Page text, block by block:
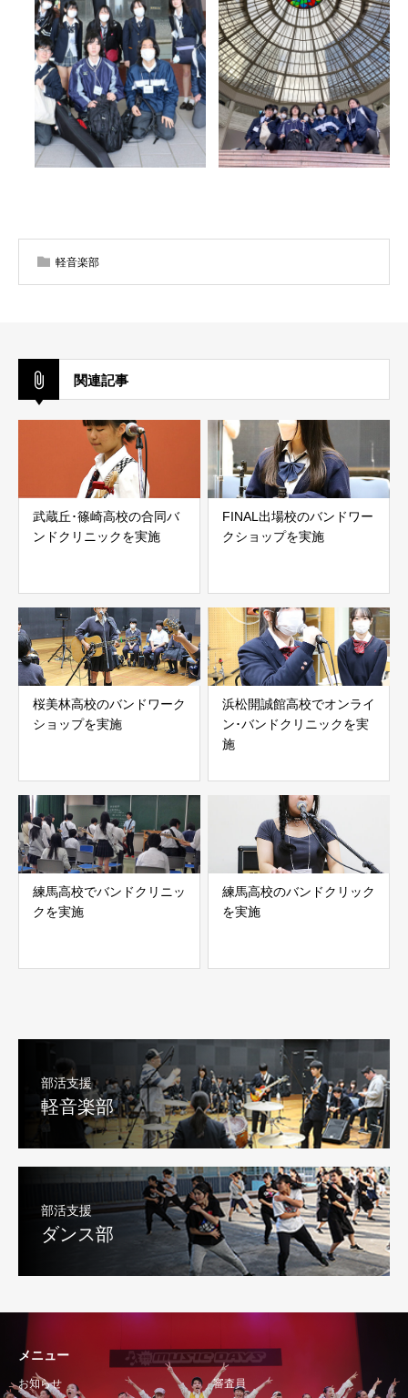
軽音楽部
関連記事
武蔵丘･篠崎高校の合同バ
ンドクリニックを実施
FINAL出場校のバンドワー
クショップを実施
桜美林高校のバンドワーク
ショップを実施
浜松開誠館高校でオンライ
ン･バンドクリニックを実
施
練馬高校でバンドクリニッ
クを実施
練馬高校のバンドクリック
を実施
部活支援
軽音楽部
部活支援
ダンス部
メニュー
お知らせ 審査員